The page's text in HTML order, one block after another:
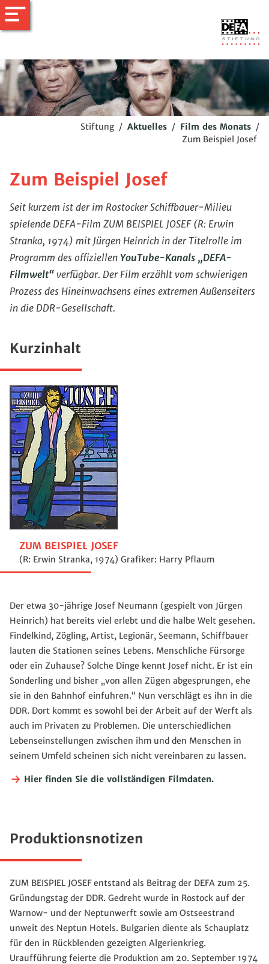
Stiftung / Aktuelles / Film des Monats /
Zum Beispiel Josef
Zum Beispiel Josef
Seit kurzem ist der im Rostocker Schiffbauer-Milieu
spielende DEFA-Film ZUM BEISPIEL JOSEF (R: Erwin
Stranka, 1974) mit Jürgen Heinrich in der Titelrolle im
Programm des offiziellenYouTube-Kanals „DEFA-
Filmwelt“verfügbar. Der Film erzählt vom schwierigen
Prozess des Hineinwachsens eines extremen Außenseiters
in die DDR-Gesellschaft.
Kurzinhalt
ZUM BEISPIEL JOSEF
(R: Erwin Stranka, 1974) Grafiker: Harry Pflaum
Der etwa 30-jährige Josef Neumann (gespielt von Jürgen
Heinrich) hat bereits viel erlebt und die halbe Welt gesehen.
Findelkind, Zögling, Artist, Legionär, Seemann, Schiffbauer
lauten die Stationen seines Lebens. Menschliche Fürsorge
oder ein Zuhause? Solche Dinge kennt Josef nicht. Er ist ein
Sonderling und bisher „von allen Zügen abgesprungen, ehe
sie in den Bahnhof einfuhren.“ Nun verschlägt es ihn in die
DDR. Dort kommt es sowohl bei der Arbeit auf der Werft als
auch im Privaten zu Problemen. Die unterschiedlichen
Lebenseinstellungen zwischen ihm und den Menschen in
seinem Umfeld scheinen sich nicht vereinbaren zu lassen.
Hier finden Sie die vollständigen Filmdaten.
Produktionsnotizen
ZUM BEISPIEL JOSEF entstand als Beitrag der DEFA zum 25.
Gründungstag der DDR. Gedreht wurde in Rostock auf der
Warnow- und der Neptunwerft sowie am Ostseestrand
unweit des Neptun Hotels. Bulgarien diente als Schauplatz
für den in Rückblenden gezeigten Algerienkrieg.
Uraufführung feierte die Produktion am 20. September 1974